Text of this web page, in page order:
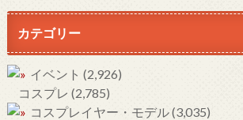
カテゴリー
イベント (2,926)
コスプレ (2,785)
コスプレイヤー・モデル(3,035)